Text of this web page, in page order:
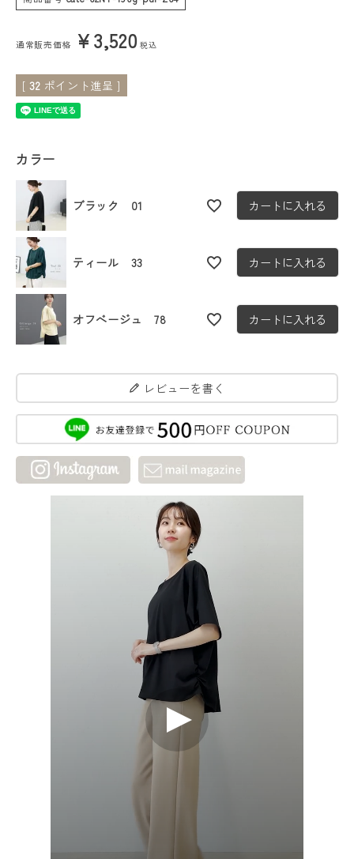
会員ステージ特典プログラムについて
ご利用ガイド
通常販売価格 ¥3,520 税込
[ 32 ポイント進呈 ]
カラー
ブラック 01 カートに入れる
ティール 33 カートに入れる
オフベージュ 78 カートに入れる
レビューを書く